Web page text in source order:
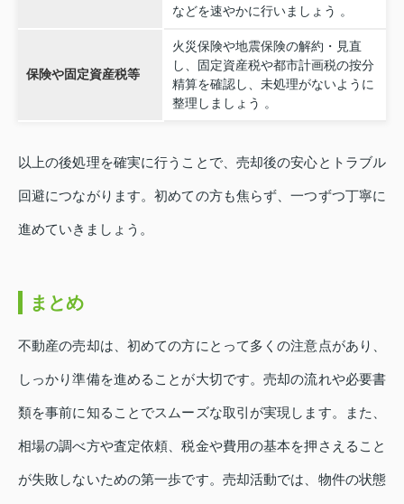
などを速やかに行いましょう 。
保険や固定資産税等
火災保険や地震保険の解約・見直
し、固定資産税や都市計画税の按分
精算を確認し、未処理がないように
整理しましょう 。
以上の後処理を確実に行うことで、売却後の安心とトラブル
回避につながります。初めての方も焦らず、一つずつ丁寧に
進めていきましょう。
まとめ
不動産の売却は、初めての方にとって多くの注意点があり、
しっかり準備を進めることが大切です。売却の流れや必要書
類を事前に知ることでスムーズな取引が実現します。また、
相場の調べ方や査定依頼、税金や費用の基本を押さえること
が失敗しないための第一歩です。売却活動では、物件の状態